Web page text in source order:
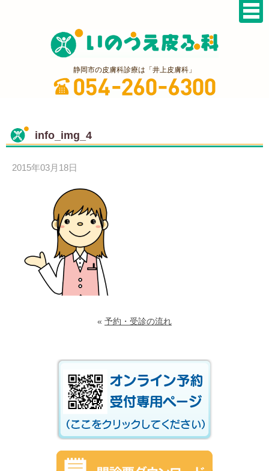
静岡市の皮膚科診療は「井上皮膚科」
info_img_4
2015年03月18日
« 予約・受診の流れ